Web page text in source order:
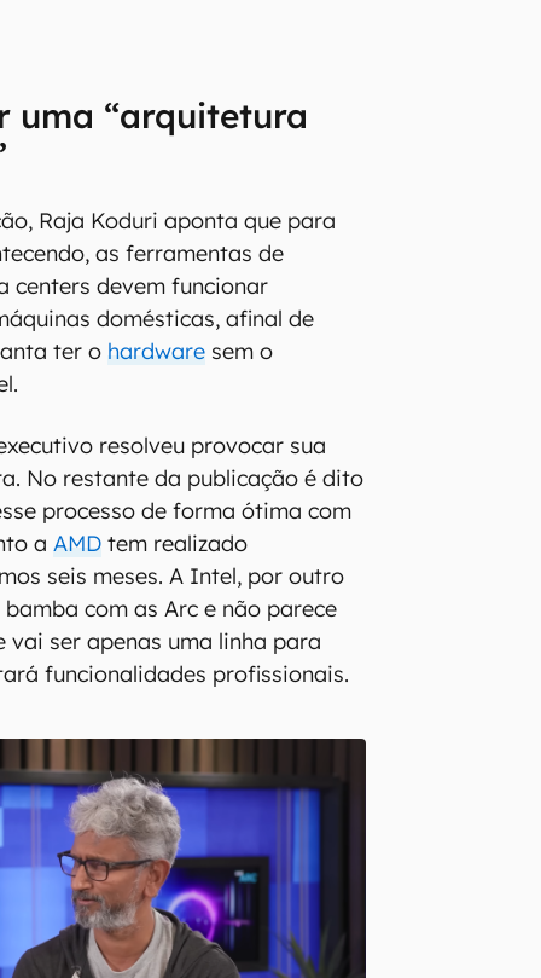
uma “arquitetura
Raja Koduri aponta que para
as ferramentas de
centers devem funcionar
domésticas, afinal de
ter o hardware sem o
resolveu provocar sua
No restante da publicação é dito
processo de forma ótima com
aAMD tem realizado
seis meses. A Intel, por outro
com as Arc e não parece
vai ser apenas uma linha para
funcionalidades profissionais.